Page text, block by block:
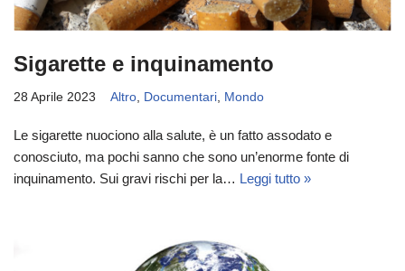
Sigarette e inquinamento
28 Aprile 2023 Altro Documentari Mondo
Le sigarette nuociono alla salute, è un fatto assodato e
conosciuto, ma pochi sanno che sono un’enorme fonte di
inquinamento. Sui gravi rischi per la… Leggi tutto »